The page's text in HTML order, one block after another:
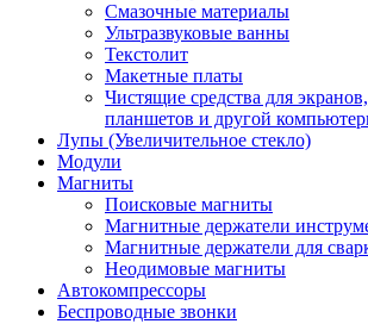
Смазочные материалы
Ультразвуковые ванны
Текстолит
Макетные платы
Чистящие средства для
планшетов и другой
Лупы (Увеличительное стекло)
Модули
Магниты
Поисковые магниты
Магнитные держатели
Магнитные держатели для
Неодимовые магниты
Автокомпрессоры
Беспроводные звонки